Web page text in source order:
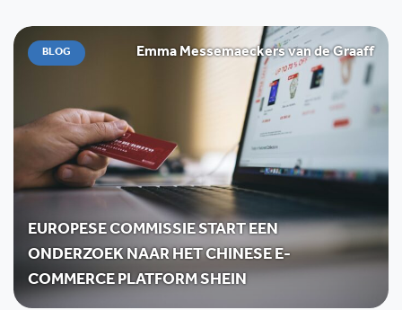
BLOG Emma Messemaeckers van de Graaff
EUROPESE COMMISSIE START EEN
ONDERZOEK NAAR HET CHINESE E-
COMMERCE PLATFORM SHEIN